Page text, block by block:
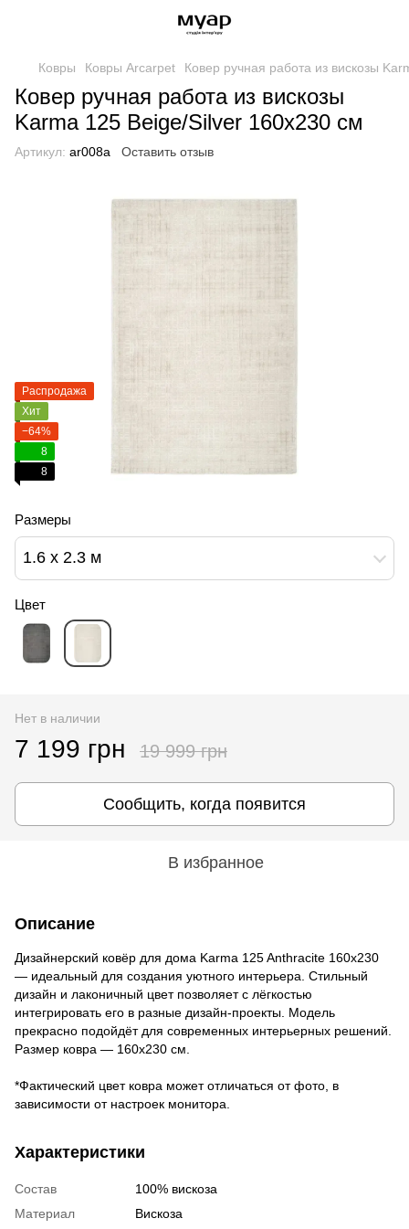
Ковры Ковры Arcarpet Ковер ручная работа из вискозы
Ковер ручная работа из вискозы
Karma 125 Beige/Silver 160х230 см
Артикул: ar008a Оставить отзыв
Распродажа
Хит
−64%
8
8
Размеры
1.6 х 2.3 м
Цвет
Нет в наличии
7 199 грн 19 999 грн
Сообщить, когда появится
В избранное
Описание
Дизайнерский ковёр для дома Karma 125 Anthracite 160х230
— идеальный для создания уютного интерьера. Стильный
дизайн и лаконичный цвет позволяет с лёгкостью
интегрировать его в разные дизайн-проекты. Модель
прекрасно подойдёт для современных интерьерных решений.
Размер ковра — 160х230 см.
*Фактический цвет ковра может отличаться от фото, в
зависимости от настроек монитора.
Характеристики
Состав
100% вискоза
Материал
Вискоза